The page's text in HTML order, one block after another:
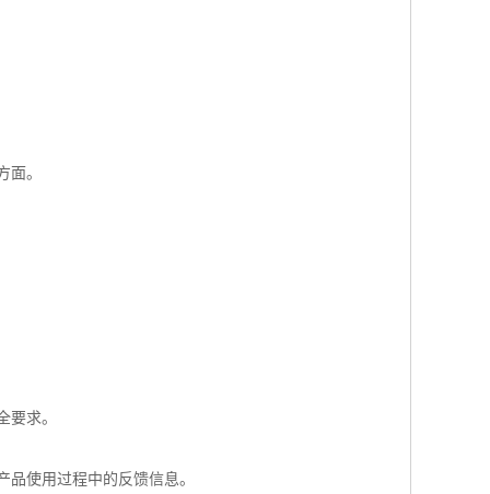
面。
求。
使用过程中的反馈信息。